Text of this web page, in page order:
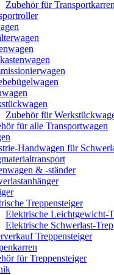
Zubehör für Transportkarren
Zubehör für
für alle Transportwagen
Handwagen für
& -ständer
Treppensteiger
Elektrische Leichtgewicht-
Elektrische Schwerlast-
Treppensteiger
für Treppensteiger